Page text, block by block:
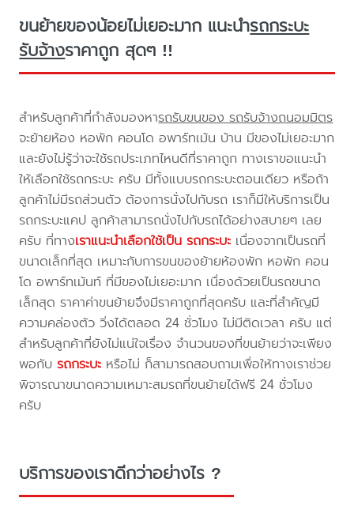
ขนย้ายของน้อยไม่เยอะมาก แนะนำรถกระบะ
รับจ้างราคาถูก สุดๆ !!
สำหรับลูกค้าที่กำลังมองหารถรับขนของ รถรับจ้างถนอมมิตร
จะย้ายห้อง หอพัก คอนโด อพาร์ทเม้น บ้าน มีของไม่เยอะมาก
และยังไม่รู้ว่าจะใช้รถประเภทไหนดีที่ราคาถูก ทางเราขอแนะนำ
ให้เลือกใช้รถกระบะ ครับ มีทั้งแบบรถกระบะตอนเดียว หรือถ้า
ลูกค้าไม่มีรถส่วนตัว ต้องการนั่งไปกับรถ เราก็มีให้บริการเป็น
รถกระบะแคป ลูกค้าสามารถนั่งไปกับรถได้อย่างสบายๆ เลย
ครับ ที่ทางเราแนะนำเลือกใช้เป็น รถกระบะ เนื่องจากเป็นรถที่
ขนาดเล็กที่สุด เหมาะกับการขนของย้ายห้องพัก หอพัก คอน
โด อพาร์ทเม้นท์ ที่มีของไม่เยอะมาก เนื่องด้วยเป็นรถขนาด
เล็กสุด ราคาค่าขนย้ายจึงมีราคาถูกที่สุดครับ และที่สำคัญมี
ความคล่องตัว วิ่งได้ตลอด 24 ชั่วโมง ไม่มีติดเวลา ครับ แต่
สำหรับลูกค้าที่ยังไม่แน่ใจเรื่อง จำนวนของที่ขนย้ายว่าจะเพียง
พอกับรถกระบะ หรือไม่ ก็สามารถสอบถามเพื่อให้ทางเราช่วย
พิจารณาขนาดความเหมาะสมรถที่ขนย้ายได้ฟรี 24 ชั่วโมง
ครับ
บริการของเราดีกว่าอย่างไร ?